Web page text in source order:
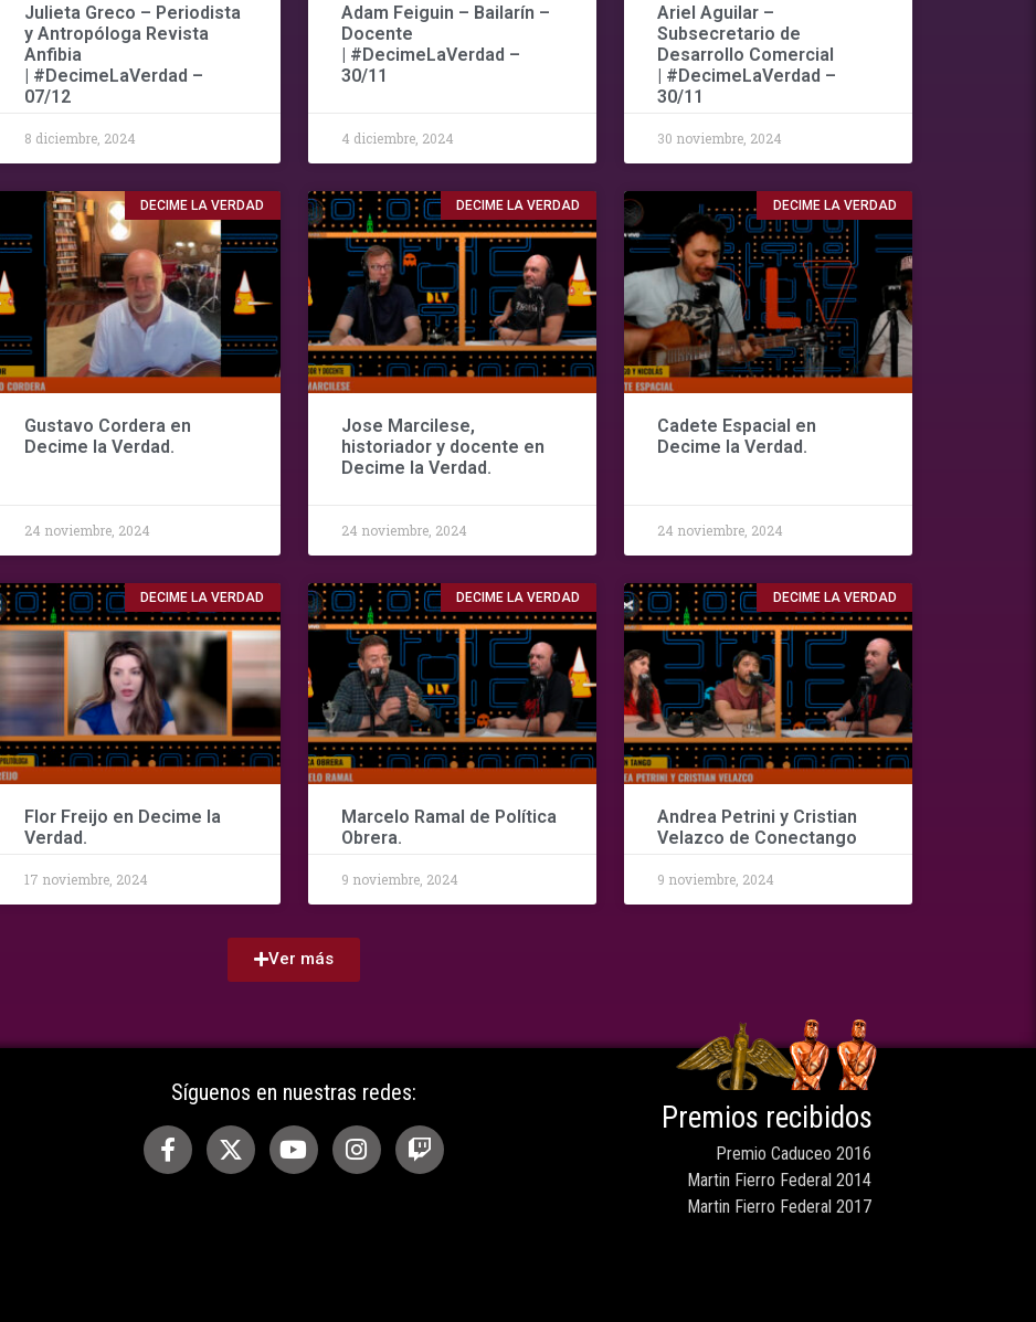
Julieta Greco – Periodista
y Antropóloga Revista
Anfibia
| #DecimeLaVerdad –
07/12
8 diciembre, 2024
Adam Feiguin – Bailarín –
Docente
| #DecimeLaVerdad –
30/11
4 diciembre, 2024
Ariel Aguilar –
Subsecretario de
Desarrollo Comercial
| #DecimeLaVerdad –
30/11
30 noviembre, 2024
DECIME LA VERDAD
Gustavo Cordera en
Decime la Verdad.
24 noviembre, 2024
DECIME LA VERDAD
Jose Marcilese,
historiador y docente en
Decime la Verdad.
24 noviembre, 2024
DECIME LA VERDAD
Cadete Espacial en
Decime la Verdad.
24 noviembre, 2024
DECIME LA VERDAD
Flor Freijo en Decime la
Verdad.
17 noviembre, 2024
DECIME LA VERDAD
Marcelo Ramal de Política
Obrera.
9 noviembre, 2024
DECIME LA VERDAD
Andrea Petrini y Cristian
Velazco de Conectango
9 noviembre, 2024
Ver más
Síguenos en nuestras redes:
Premios recibidos
Premio Caduceo 2016
Martin Fierro Federal 2014
Martin Fierro Federal 2017